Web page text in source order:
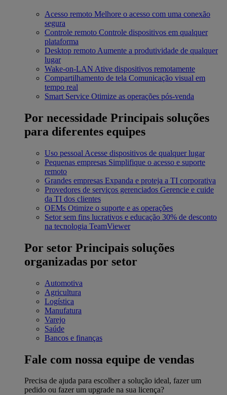
Acesso remoto Melhore o acesso com uma conexão
segura
Controle remoto Controle dispositivos em qualquer
plataforma
Desktop remoto Aumente a produtividade de qualquer
lugar
Wake-on-LAN Ative dispositivos remotamente
Compartilhamento de tela Comunicação visual em
tempo real
Smart Service Otimize as operações pós-venda
Por necessidade Principais soluções
para diferentes equipes
Uso pessoal Acesse dispositivos de qualquer lugar
Pequenas empresas Simplifique o acesso e suporte
remoto
Grandes empresas Expanda e proteja a TI corporativa
Provedores de serviços gerenciados Gerencie e cuide
da TI dos clientes
OEMs Otimize o suporte e as operações
Setor sem fins lucrativos e educação 30% de desconto
na tecnologia TeamViewer
Por setor Principais soluções
organizadas por setor
Automotiva
Agricultura
Logística
Manufatura
Varejo
Saúde
Bancos e finanças
Fale com nossa equipe de vendas
Precisa de ajuda para escolher a solução ideal, fazer um
pedido ou fazer um upgrade na sua licença?